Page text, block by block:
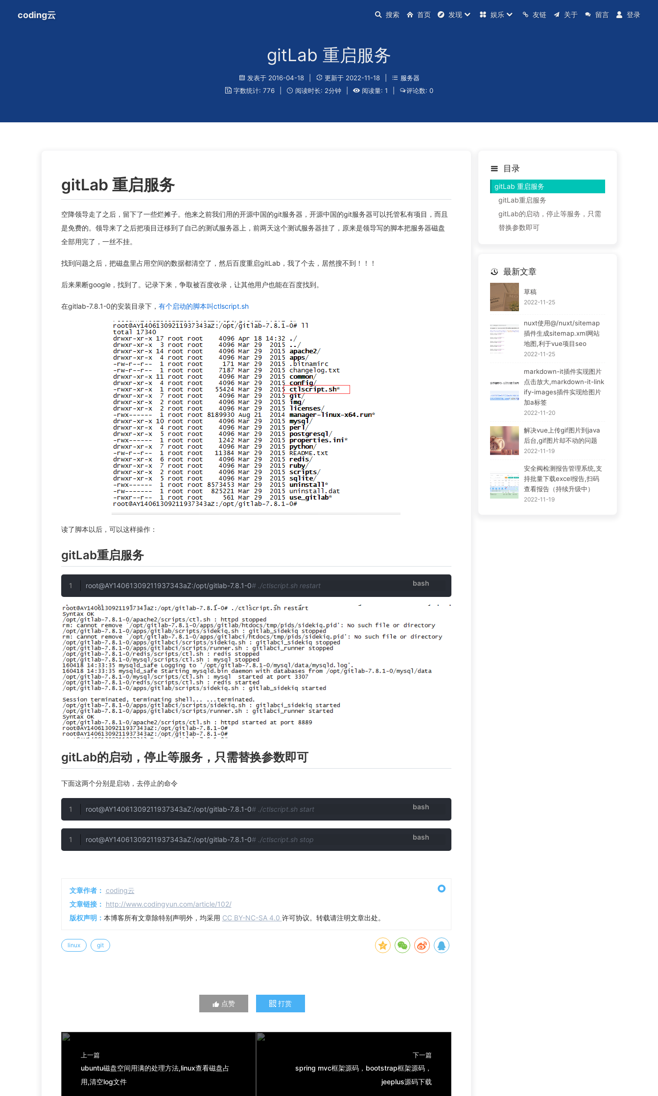
coding云 搜索 首页 发现 娱乐 友链 关于 留言 登录
gitLab 重启服务
发表于 2016-04-18 更新于 2022-11-18
服务器
字数统计: 776
阅读时长: 2分钟 阅读量: 1 评论数: 0
gitLab 重启服务
空降领导走了之后，留下了一些烂摊子。他来之前我们用的开源中国的git服务器，开源中国的git服务器可以托管私有项目，而且
是免费的。领导来了之后把项目迁移到了自己的测试服务器上，前两天这个测试服务器挂了，原来是领导写的脚本把服务器磁盘
全部用完了，一丝不挂。
找到问题之后，把磁盘里占用空间的数据都清空了，然后百度重启gitLab，我了个去，居然搜不到！！！
后来果断google，找到了。记录下来，争取被百度收录，让其他用户也能在百度找到。
在gitlab-7.8.1-0的安装目录下， 有个启动的脚本叫ctlscript.sh
读了脚本以后，可以这样操作：
gitLab重启服务
root@AY14061309211937343aZ:/opt/gitlab-7.8.1-0# ./ctlscript.sh restart bash
gitLab的启动，停止等服务，只需替换参数即可
下面这两个分别是启动，去停止的命令
root@AY14061309211937343aZ:/opt/gitlab-7.8.1-0# ./ctlscript.sh start bash
root@AY14061309211937343aZ:/opt/gitlab-7.8.1-0# ./ctlscript.sh stop bash
文章作者： coding云
文章链接： http://www.codingyun.com/article/102/
版权声明： 本博客所有文章除特别声明外，均采用 CC BY-NC-SA 4.0 许可协议。转载请注明文章出处。
linux git
点赞 打赏
上一篇
ubuntu磁盘空间用满的处理方法,linux查看磁盘占
用,清空log文件
下一篇
spring mvc框架源码，bootstrap框架源码，
jeeplus源码下载
目录
gitLab 重启服务
gitLab重启服务
gitLab的启动，停止等服务，只需
替换参数即可
最新文章
草稿
2022-11-25
nuxt使用@/nuxt/sitemap
插件生成sitemap.xml网站
地图,利于vue项目seo
2022-11-25
markdown-it插件实现图片
点击放大,markdown-it-link
ify-images插件实现给图片
加a标签
2022-11-20
解决vue上传gif图片到java
后台,gif图片却不动的问题
2022-11-19
安全阀检测报告管理系统,支
持批量下载excel报告,扫码
查看报告（持续升级中）
2022-11-19